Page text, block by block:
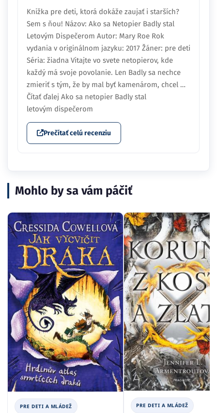
Knižka pre deti, ktorá dokáže zaujať i starších?
Sem s ňou! Názov: Ako sa Netopier Badly stal
Letovým Dispečerom Autor: Mary Roe Rok
vydania v originálnom jazyku: 2017 Žáner: pre deti
Séria: žiadna Vitajte vo svete netopierov, kde
každý má svoje povolanie. Len Badly sa nechce
zmieriť s tým, že by mal byť kamenárom, chcel …
Čítať ďalej Ako sa netopier Badly stal
letovým dispečerom
Prečítať celú recenziu
Mohlo by sa vám páčiť
PRE DETI A MLÁDEŽ PRE DETI A MLÁDEŽ